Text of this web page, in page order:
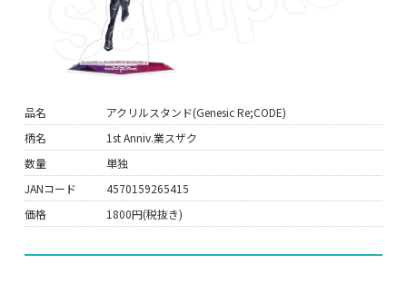
品名
アクリルスタンド(Genesic Re;CODE)
柄名
1st Anniv.業スザク
数量
単独
JANコード
4570159265415
価格
1800円(税抜き)